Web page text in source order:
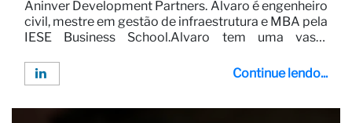
Aninver Development Partners. Alvaro é engenheiro
civil, mestre em gestão de infraestrutura e MBA pela
IESE Business School.Alvaro tem uma vasta
Privadas. Alvaro trabalhou e liderou vários projetos
de consultoria para clientes como o Banco Mundial,
Continue lendo...